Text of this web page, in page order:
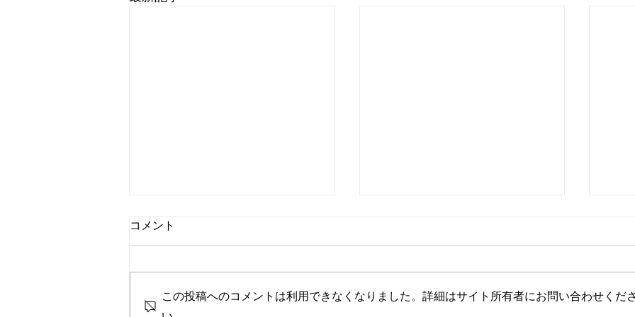
睡眠スイッチの入れ方
梅雨の過ごし方
コメント
この投稿へのコメントは利用できなくなりました。詳細はサイト所有者にお問い合わせくだ